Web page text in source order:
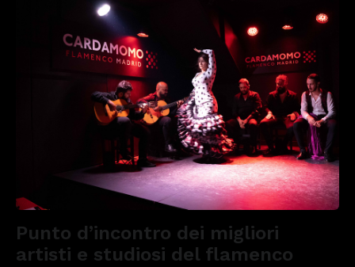
Punto d’incontro dei migliori
artisti e studiosi del flamenco